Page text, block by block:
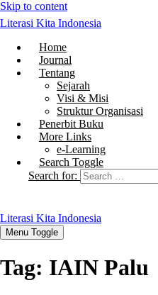
Skip to content
Literasi Kita Indonesia
Home
Journal
Tentang
Sejarah
Visi & Misi
Struktur Organisasi
Penerbit Buku
More Links
e-Learning
Search Toggle
Search for:
Literasi Kita Indonesia
Menu Toggle
Tag: IAIN Palu